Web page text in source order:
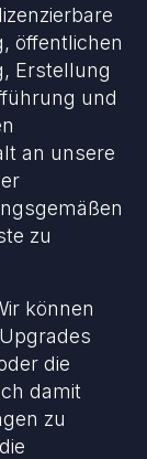
öffentlichen
Erstellung
und
an unsere
zu
können
die
damit
zu